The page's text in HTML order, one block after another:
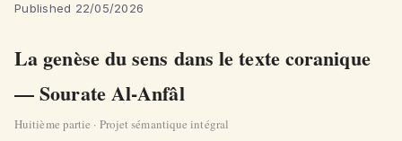
Published 22/05/2026
La genèse du sens dans le texte coranique
— Sourate Al-Anfâl
Huitième partie · Projet sémantique intégral